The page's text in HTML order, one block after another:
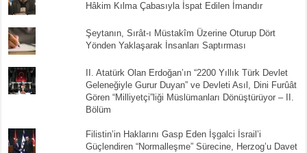
Hâkim Kılma Çabasıyla İspat Edilen İmandır
Şeytanın, Sırât-ı Müstakîm Üzerine Oturup Dört
Yönden Yaklaşarak İnsanları Saptırması
II. Atatürk Olan Erdoğan’ın “2200 Yıllık Türk Devlet
Geleneğiyle Gurur Duyan” ve Devleti Asıl, Dini Furûât
Gören “Milliyetçi”liği Müslümanları Dönüştürüyor – II.
Bölüm
Filistin’in Haklarını Gasp Eden İşgalci İsrail’i
Güçlendiren “Normalleşme” Sürecine, Herzog’u Davet